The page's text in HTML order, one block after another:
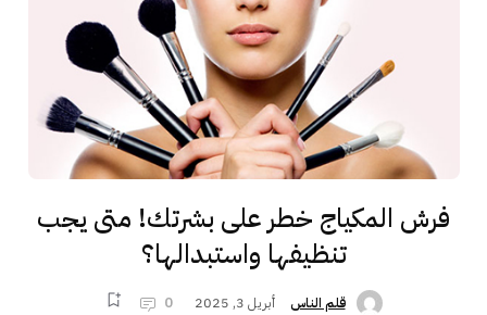
فرش المكياج خطر على بشرتك! متى يجب
تنظيفها واستبدالها؟
قلم الناس أبريل 3, 2025 0